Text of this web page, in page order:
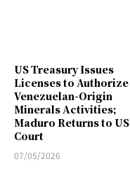
US Treasury Issues
Licenses to Authorize
Venezuelan-Origin
Minerals Activities;
Maduro Returns to US
Court
07/05/2026